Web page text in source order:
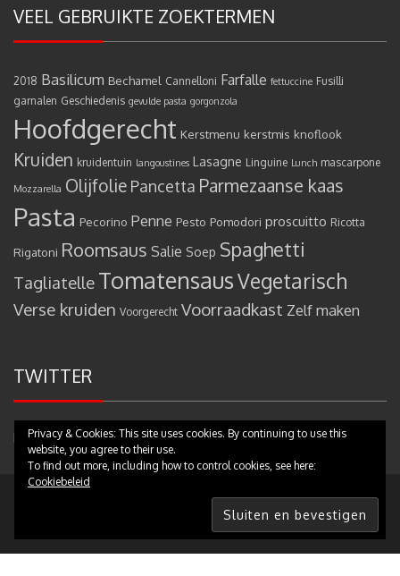
VEEL GEBRUIKTE ZOEKTERMEN
2018 Basilicum Bechamel Cannelloni Farfalle fettuccine Fusilli
garnalen Geschiedenis gevulde pasta gorgonzola
Hoofdgerecht Kerstmenu kerstmis knoflook
Kruiden kruidentuin langoustines Lasagne Linguine Lunch mascarpone
Mozzarella Olijfolie Pancetta Parmezaanse kaas
Pasta Pecorino Penne Pesto Pomodori proscuitto Ricotta
Rigatoni Roomsaus Salie Soep Spaghetti
Tagliatelle TomatensausVegetarisch
Verse kruiden Voorgerecht Voorraadkast Zelf maken
TWITTER
Mijn tweets
eVisionThemes
Privacy & Cookies: This site uses cookies. By continuing to use this
website, you agree to their use.
To find out more, including how to control cookies, see here:
Cookiebeleid